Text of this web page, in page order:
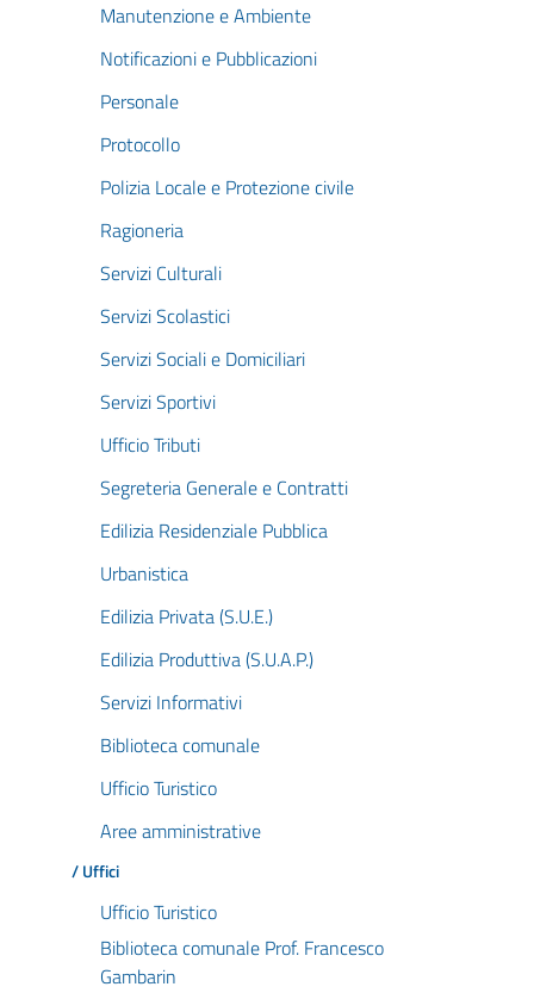
Manutenzione e Ambiente
Notificazioni e Pubblicazioni
Personale
Protocollo
Polizia Locale e Protezione civile
Ragioneria
Servizi Culturali
Servizi Scolastici
Servizi Sociali e Domiciliari
Servizi Sportivi
Ufficio Tributi
Segreteria Generale e Contratti
Edilizia Residenziale Pubblica
Urbanistica
Edilizia Privata (S.U.E.)
Edilizia Produttiva (S.U.A.P.)
Servizi Informativi
Biblioteca comunale
Ufficio Turistico
Aree amministrative
/ Uffici
Ufficio Turistico
Biblioteca comunale Prof. Francesco
Gambarin